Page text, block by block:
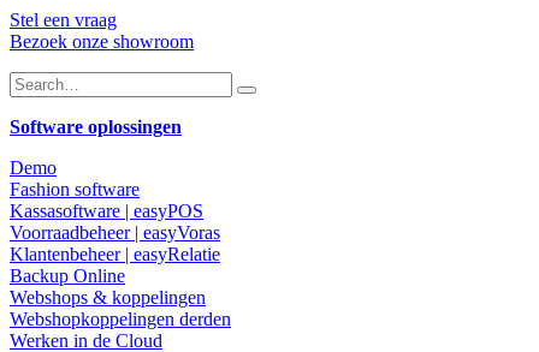
Stel een vraag
Bezoek onze showroom
Software oplossingen
Demo
Fashion software
Kassasoftware | easyPOS
Voorraadbeheer | easyVoras
Klantenbeheer | easyRelatie
Backup Online
Webshops & koppelingen
Webshopkoppelingen derden
Werken in de Cloud